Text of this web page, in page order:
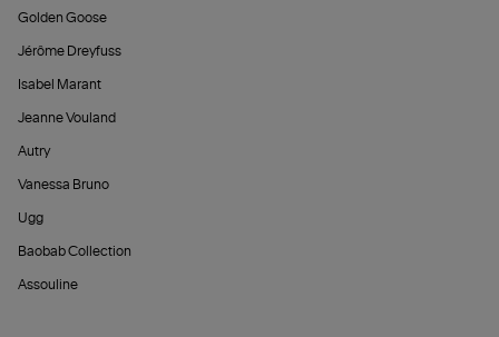
Golden Goose
Jérôme Dreyfuss
Isabel Marant
Jeanne Vouland
Autry
Vanessa Bruno
Ugg
Baobab Collection
Assouline